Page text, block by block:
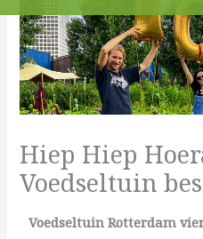
Hiep Hiep
Voedseltuin
Voedseltuin Rotterdam